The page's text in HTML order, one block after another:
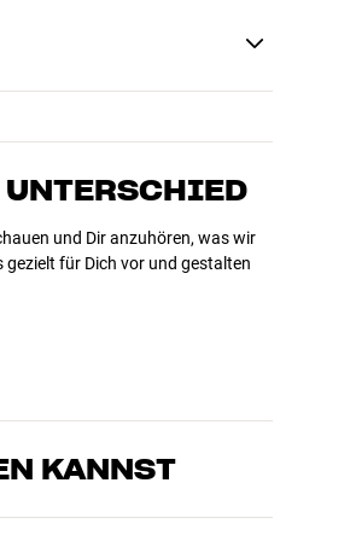
UNTERSCHIED
und Dir anzuhören, was wir
gezielt für Dich vor und gestalten
KANNST
kennen und für großartigen